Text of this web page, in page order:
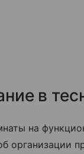
в
на
организации